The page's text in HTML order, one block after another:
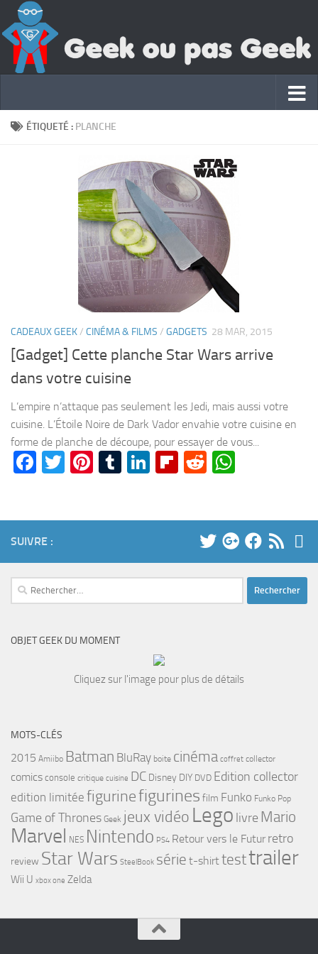
ÉTIQUETÉ : PLANCHE
CADEAUX GEEK/ CINÉMA & FILMS / GADGETS 28 MAR, 2015
[Gadget] Cette planche Star Wars arrive
dans votre cuisine
L’empire n’attaque pas seulement les Jedi, mais aussi votre
cuisine. L’Étoile Noire de Dark Vador envahie votre cuisine en
forme de planche de découpe, pour essayer de vous...
Facebook
Twitter
Pinterest
Tumblr
LinkedIn
Flipboard
Reddit
SUIVRE :
Rechercher :
OBJET GEEK DU MOMENT
Cliquez sur l'image pour plus de détails
MOTS-CLÉS
2015 Amiibo Batman BluRay boite cinéma coffret collector
comics console critique cuisine DC Disney DIY DVD Edition collector
edition limitée figurinefigurines film Funko Funko Pop
Game of Thrones Geek jeux vidéo Lego livre Mario
Marvel NES Nintendo PS4 Retour vers le Futur retro
review Star Wars SteelBook série t-shirttesttrailer
Wii U xbox one Zelda